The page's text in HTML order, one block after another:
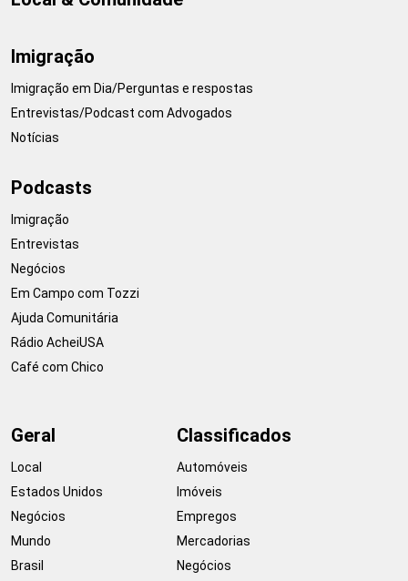
Imigração
Imigração em Dia/Perguntas e respostas
Entrevistas/Podcast com Advogados
Notícias
Podcasts
Imigração
Entrevistas
Negócios
Em Campo com Tozzi
Ajuda Comunitária
Rádio AcheiUSA
Café com Chico
Geral
Local
Estados Unidos
Negócios
Mundo
Brasil
Classificados
Automóveis
Imóveis
Empregos
Mercadorias
Negócios